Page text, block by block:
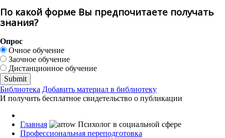
По какой форме Вы предпочитаете получать
знания?
Опрос
Очное обучение
Заочное обучение
Дистанционное обучение
Библиотека Добавить материал в библиотеку
И получить бесплатное свидетельство о публикации
Главная
Профессиональная переподготовка